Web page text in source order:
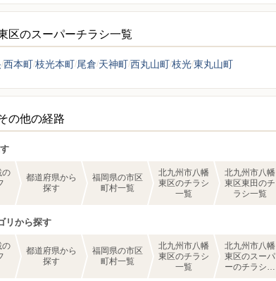
区のスーパーチラシ一覧
西本町枝光本町 尾倉 天神町西丸山町枝光東丸山町
の他の経路
の
都道府県から
探す
福岡県の市区
町村一覧
北九州市八幡
東区のチラシ
一覧
北九州市八幡
東区東田のチ
ラシ一覧
リから探す
の
都道府県から
探す
福岡県の市区
町村一覧
北九州市八幡
東区のチラシ
一覧
北九州市八幡
東区のスーパ
ーのチラシ一